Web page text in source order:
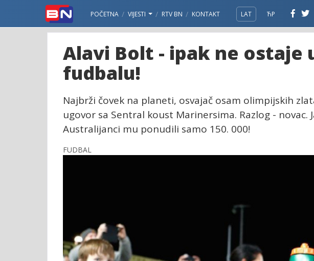
POČETNA VIJESTI RTV BN KONTAKT LAT ЋР
Alavi Bolt - ipak ne ostaje
fudbalu!
Najbrži čovek na planeti, osvajač osam olimpijskih
ugovor sa Sentral koust Marinersima. Razlog -
Australijanci mu ponudili samo 150. 000!
FUDBAL